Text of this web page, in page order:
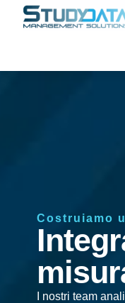
Costruiamo
I nostri team